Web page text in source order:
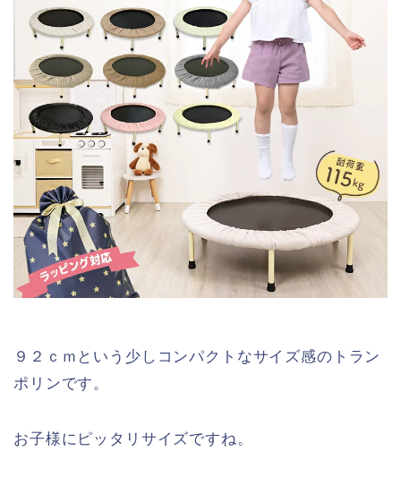
９２ｃｍという少しコンパクトなサイズ感のトラン
ポリンです。
お子様にピッタリサイズですね。